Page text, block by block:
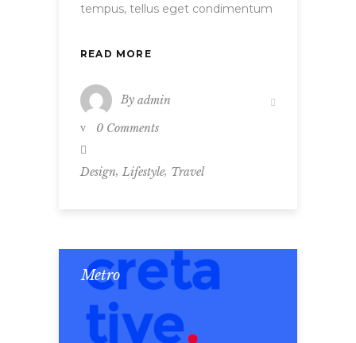
tempus, tellus eget condimentum
READ MORE
By admin
0 Comments
Design, Lifestyle, Travel
Metro